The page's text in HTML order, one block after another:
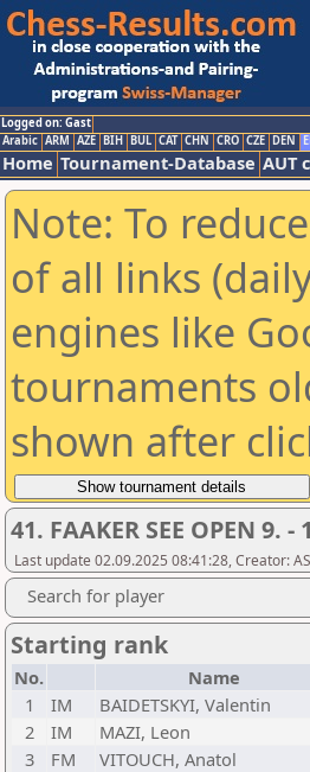
Logged on: Gast
Arabic ARM AZE BIH BUL CAT CHN CRO CZE DEN
Home Tournament-Database AUT
Note: To
of all links
engines like
tournaments
shown after
41. FAAKER SEE OPEN
Last update 02.09.2025 08:41:28, Creator:
Search for player
Starting rank
No. Name
1
IM BAIDETSKYI, Valentin
2
IM MAZI, Leon
3
FM VITOUCH, Anatol